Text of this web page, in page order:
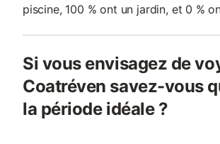
piscine, 100 % ont un jardin, et 0 %
Si vous envisagez de
Coatréven savez-vous
la période idéale ?